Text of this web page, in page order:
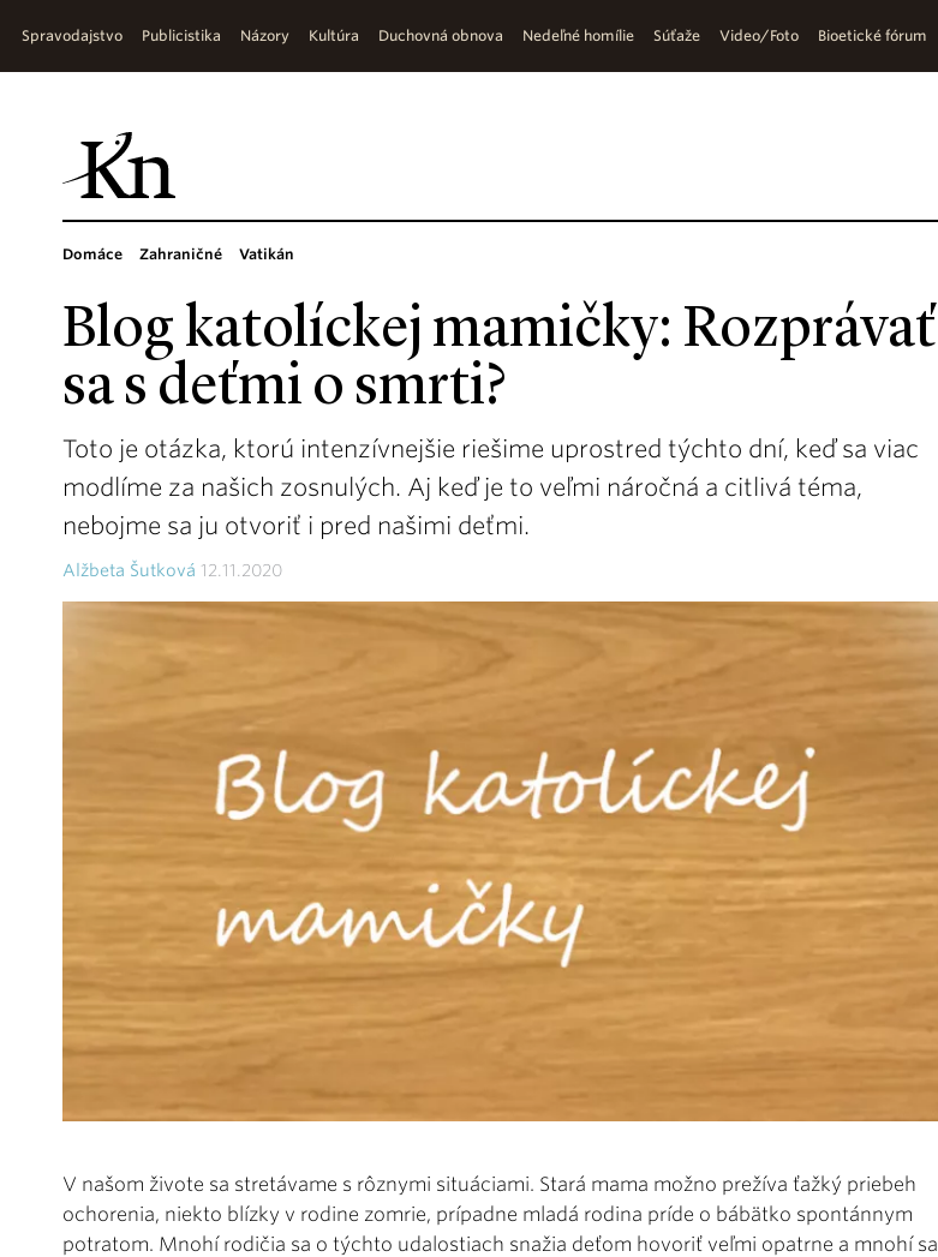
Spravodajstvo Publicistika Názory Kultúra Duchovná obnova Nedeľné homílie Súťaže Video/Foto Bioetické fórum
Domáce Zahraničné Vatikán
Blog katolíckej mamičky: Rozprávať
sa s deťmi o smrti?
Toto je otázka, ktorú intenzívnejšie riešime uprostred týchto dní, keď sa viac
modlíme za našich zosnulých. Aj keď je to veľmi náročná a citlivá téma,
nebojme sa ju otvoriť i pred našimi deťmi.
Alžbeta Šutková 12.11.2020
V našom živote sa stretávame s rôznymi situáciami. Stará mama možno prežíva ťažký priebeh
ochorenia, niekto blízky v rodine zomrie, prípadne mladá rodina príde o bábätko spontánnym
potratom. Mnohí rodičia sa o týchto udalostiach snažia deťom hovoriť veľmi opatrne a mnohí sa